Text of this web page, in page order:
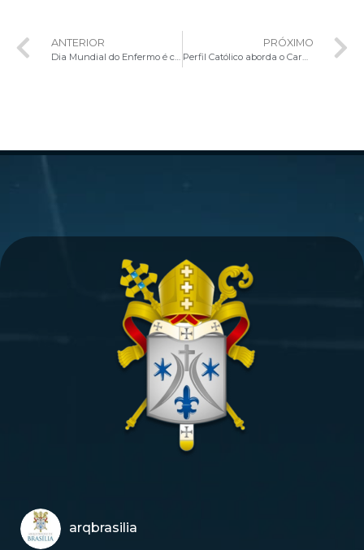
ANTERIOR
Dia Mundial do Enfermo é celebrado com Missa, visita aos doentes e Unção dos Enfermos no HRAN
PRÓXIMO
Perfil Católico aborda o Carnaval à luz da fé com a coordenadora da Renovação Carismática Católica de Brasília
arqbrasilia